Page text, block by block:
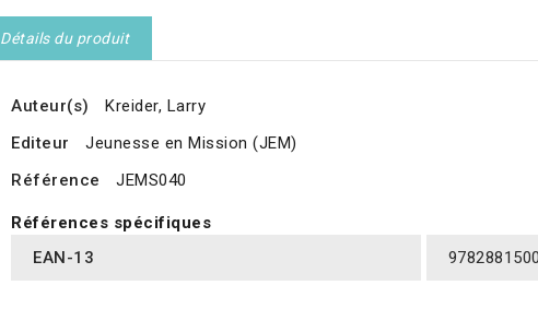
Détails du produit
Auteur(s)
Kreider, Larry
Editeur
Jeunesse en Mission (JEM)
Référence
JEMS040
Références spécifiques
EAN-13